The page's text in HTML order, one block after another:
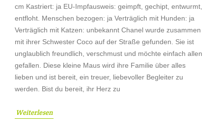
cm Kastriert: ja EU-Impfausweis: geimpft, gechipt, entwurmt,
entfloht. Menschen bezogen: ja Verträglich mit Hunden: ja
Verträglich mit Katzen: unbekannt Chanel wurde zusammen
mit ihrer Schwester Coco auf der Straße gefunden. Sie ist
unglaublich freundlich, verschmust und möchte einfach allen
gefallen. Diese kleine Maus wird ihre Familie über alles
lieben und ist bereit, ein treuer, liebevoller Begleiter zu
werden. Bist du bereit, ihr Herz zu
Weiterlesen